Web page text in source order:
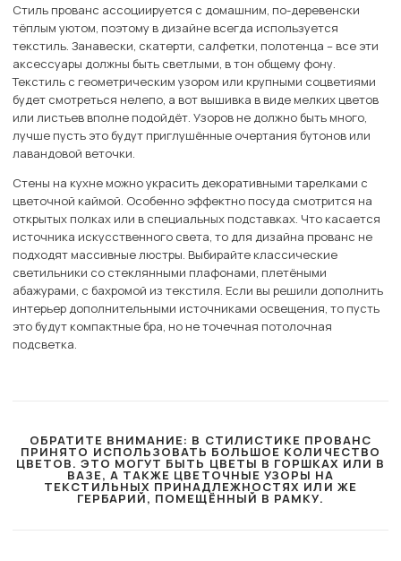
Стиль прованс ассоциируется с домашним, по-деревенски
тёплым уютом, поэтому в дизайне всегда используется
текстиль. Занавески, скатерти, салфетки, полотенца – все эти
аксессуары должны быть светлыми, в тон общему фону.
Текстиль с геометрическим узором или крупными соцветиями
будет смотреться нелепо, а вот вышивка в виде мелких цветов
или листьев вполне подойдёт. Узоров не должно быть много,
лучше пусть это будут приглушённые очертания бутонов или
лавандовой веточки.
Стены на кухне можно украсить декоративными тарелками с
цветочной каймой. Особенно эффектно посуда смотрится на
открытых полках или в специальных подставках. Что касается
источника искусственного света, то для дизайна прованс не
подходят массивные люстры. Выбирайте классические
светильники со стеклянными плафонами, плетёными
абажурами, с бахромой из текстиля. Если вы решили дополнить
интерьер дополнительными источниками освещения, то пусть
это будут компактные бра, но не точечная потолочная
подсветка.
ОБРАТИТЕ ВНИМАНИЕ: В СТИЛИСТИКЕ ПРОВАНС
ПРИНЯТО ИСПОЛЬЗОВАТЬ БОЛЬШОЕ КОЛИЧЕСТВО
ЦВЕТОВ. ЭТО МОГУТ БЫТЬ ЦВЕТЫ В ГОРШКАХ ИЛИ В
ВАЗЕ, А ТАКЖЕ ЦВЕТОЧНЫЕ УЗОРЫ НА
ТЕКСТИЛЬНЫХ ПРИНАДЛЕЖНОСТЯХ ИЛИ ЖЕ
ГЕРБАРИЙ, ПОМЕЩЁННЫЙ В РАМКУ.